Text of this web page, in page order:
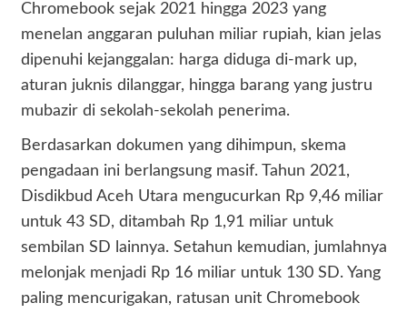
Chromebook sejak 2021 hingga 2023 yang
menelan anggaran puluhan miliar rupiah, kian jelas
dipenuhi kejanggalan: harga diduga di-mark up,
aturan juknis dilanggar, hingga barang yang justru
mubazir di sekolah-sekolah penerima.
Berdasarkan dokumen yang dihimpun, skema
pengadaan ini berlangsung masif. Tahun 2021,
Disdikbud Aceh Utara mengucurkan Rp 9,46 miliar
untuk 43 SD, ditambah Rp 1,91 miliar untuk
sembilan SD lainnya. Setahun kemudian, jumlahnya
melonjak menjadi Rp 16 miliar untuk 130 SD. Yang
paling mencurigakan, ratusan unit Chromebook